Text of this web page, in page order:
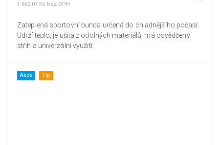
1 652,07 Kč bez DPH
Zateplená sportovní bunda určená do chladnějšího počasí.
Udrží teplo, je ušitá z odolných materiálů, má osvědčený
střih a univerzální využití.
Akce Tip